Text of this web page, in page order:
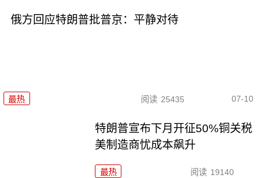
俄方回应特朗普批普京：平静对待
最热 阅读 25435 07-10
特朗普宣布下月开征50%铜关税
美制造商忧成本飙升
最热 阅读 19140